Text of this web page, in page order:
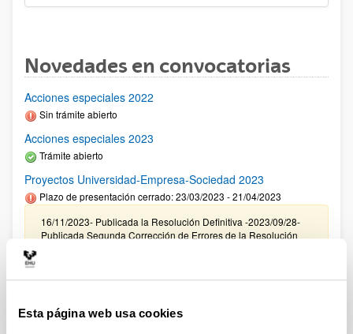
Esta página web usa cookies
Novedades en convocatorias
Acciones especiales 2022
Sin trámite abierto
Acciones especiales 2023
Trámite abierto
Proyectos Universidad-Empresa-Sociedad 2023
Plazo de presentación cerrado: 23/03/2023 - 21/04/2023
16/11/2023- Publicada la Resolución Definitiva -2023/09/28-
Publicada Segunda Corrección de Errores de la Resolución